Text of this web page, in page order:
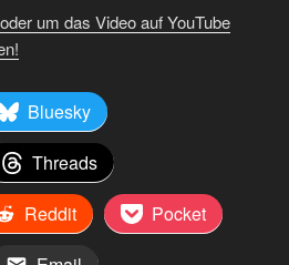
um das Video auf YouTube
Bluesky
Threads
Reddit
Pocket